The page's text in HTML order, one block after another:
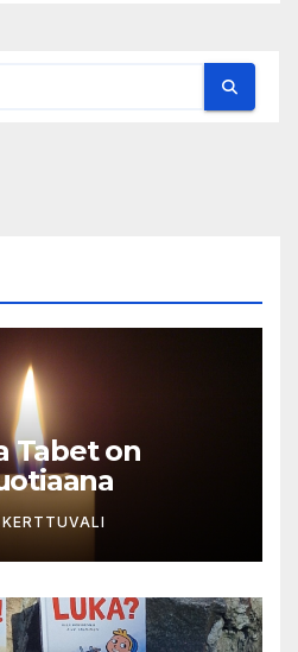
Tabet on
KERTTUVALI